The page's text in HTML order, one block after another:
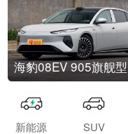
海豹08EV 905旗舰型
新能源 SUV